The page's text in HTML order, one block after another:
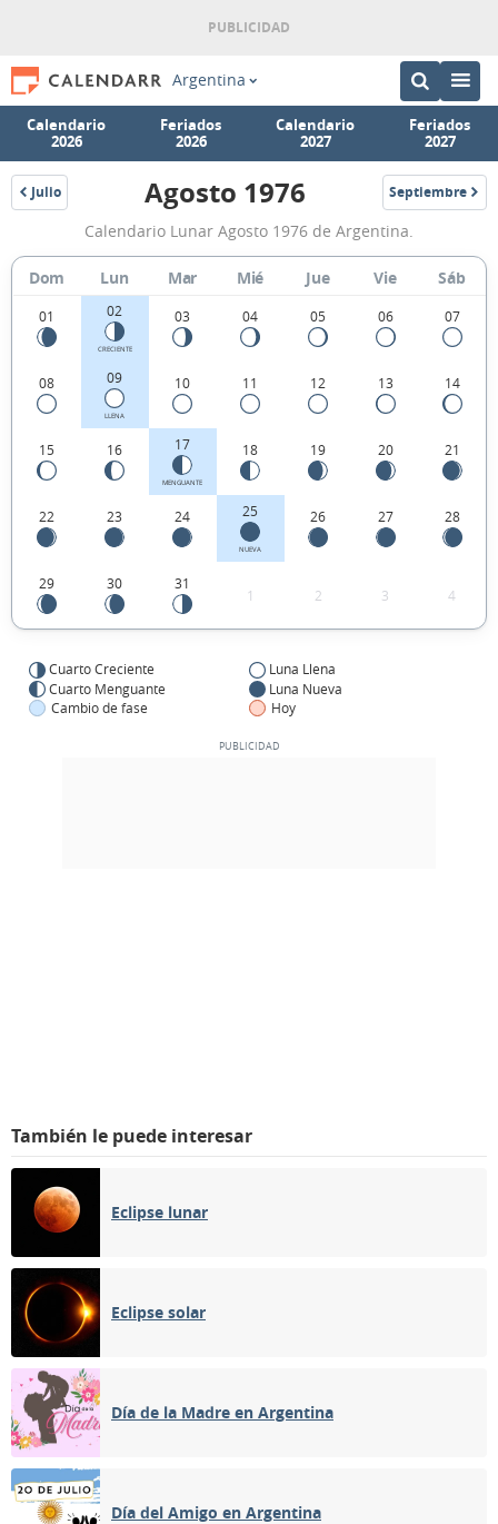
Argentina
Calendario
2026
Feriados
2026
Calendario
2027
Feriados
2027
Julio
1976
Calendario
Lunar
Agosto
1976
de
Argentina.
Agosto 1976 Septiembre
1976
Calendario Lunar Agosto 1976 de Argentina.
Dom Lun Mar Mié Jue Vie Sáb
01 02
CRECIENTE
03 04 05 06 07
08 09
LLENA
10 11 12 13 14
15 16 17
MENGUANTE
18 19 20 21
22 23 24 25
NUEVA
26 27 28
29 30 31
1 2 3 4
Cuarto Creciente
Luna Llena
Cuarto Menguante
Luna Nueva
Cambio de fase
Hoy
También le puede interesar
Eclipse lunar
Eclipse solar
Día de la Madre en Argentina
Día del Amigo en Argentina